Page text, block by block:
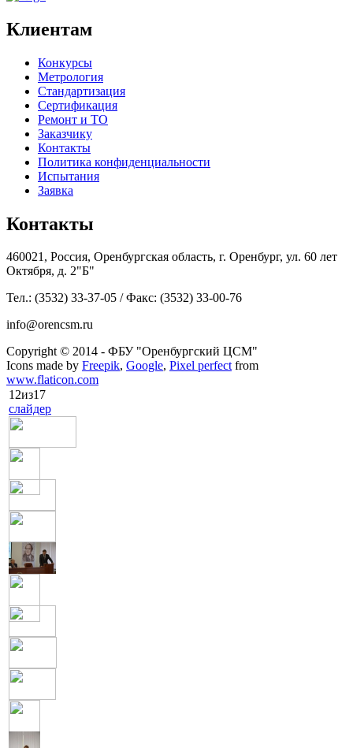
Клиентам
Конкурсы
Метрология
Стандартизация
Сертификация
Ремонт и ТО
Заказчику
Контакты
Политика конфиденциальности
Испытания
Заявка
Контакты
460021, Россия, Оренбургская область, г. Оренбург, ул. 60 лет
Октября, д. 2"Б"
Тел.: (3532) 33-37-05 / Факс: (3532) 33-00-76
info@orencsm.ru
Copyright © 2014 - ФБУ "Оренбургский ЦСМ"
Icons made by Freepik, Google, Pixel perfectfrom
www.flaticon.com
12из17
слайдер